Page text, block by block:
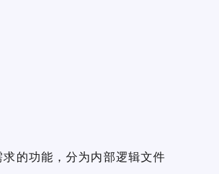
的功能，分为内部逻辑文件